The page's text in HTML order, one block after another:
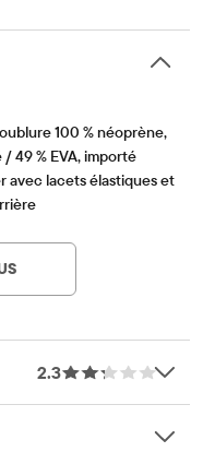
100 % néoprène,
49 % EVA, importé
avec lacets élastiques et
2.3